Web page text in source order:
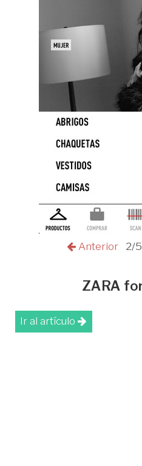
Anterior 2/5
ZARA
Ir al artículo